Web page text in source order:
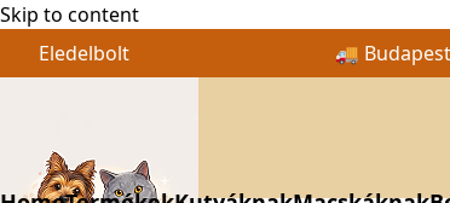
Skip to content
Eledelbolt
🚚